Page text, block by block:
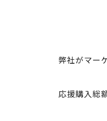
弊社がマー
応援購入総